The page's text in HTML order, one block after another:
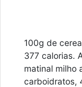
100g de
377 calorias.
matinal milho
carboidratos,